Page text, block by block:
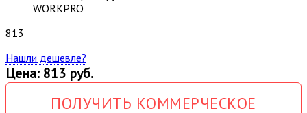
813
Нашли дешевле?
Цена: 813 руб.
ПОЛУЧИТЬ КОММЕРЧЕСКОЕ